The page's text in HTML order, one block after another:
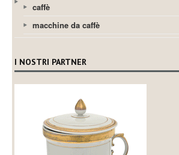
caffè
macchine da caffè
I NOSTRI PARTNER